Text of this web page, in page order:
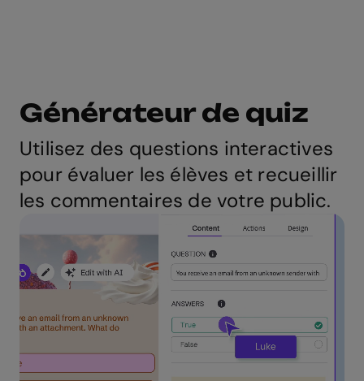
Générateur de quiz
Utilisez des questions interactives
pour évaluer les élèves et recueillir
les commentaires de votre public.